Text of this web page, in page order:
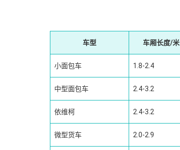
车型 车厢长度/米
小面包车 1.8-2.4
中型面包车 2.4-3.2
依维柯 2.4-3.2
微型货车 2.0-2.9